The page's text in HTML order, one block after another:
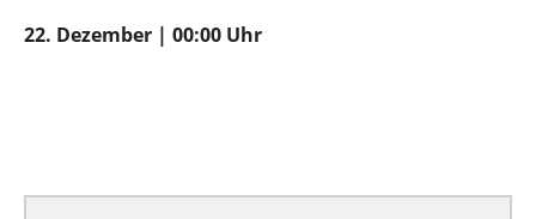
22. Dezember | 00:00 Uhr